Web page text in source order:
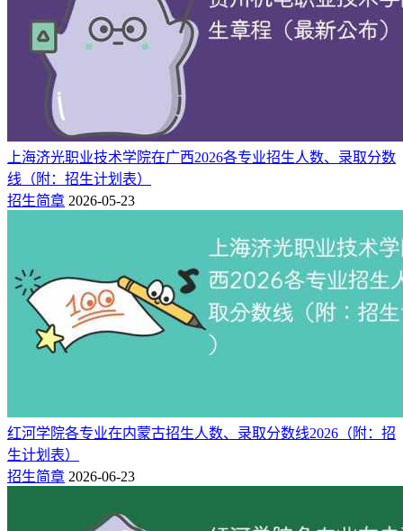
湖南科技大学 重庆 生物工程
4
湖南科技大学
重庆 教育技术学
湖南科技大学
建筑学
湖南科技大学
智能材料与结构
湖南科技大学
材料科学与工程
湖南科技大学 重庆 勘查技术与工程
湖南科技大学 重庆
湖南科技大学 重庆
1
湖南科技大学 重庆 公共事业管理 1
2、历史组
湖南科技大学2025年在重庆本科批历史组招生人数共
院校 招生地区 招生专业
计划人数
湖南科技大学
1
湖南科技大学 重庆
湖南科技大学 重庆 汉语言文学
上海济光职业技术学院在广西2026各专业招生人数、录取分数
线（附：招生计划表）
招生简章 2026-05-23
红河学院各专业在内蒙古招生人数、录取分数线2026（附：招
生计划表）
招生简章 2026-06-23